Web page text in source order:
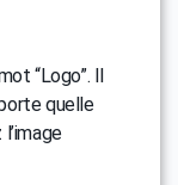
“Logo”. Il
quelle